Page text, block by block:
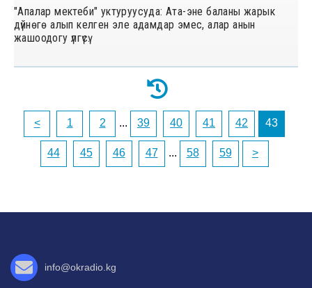
"Апалар мектеби" уктуруусуда: Ата-эне баланы жарык
дүйнөгө алып келген эле адамдар эмес, алар анын
жашоодогу үлгүсү.
< 1 2 ... 39 40 41 42 43
44 45 46 47 ... 58 59 >
info@okradio.kg